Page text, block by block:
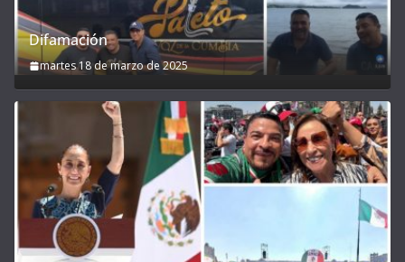
Difamación
martes 18 de marzo de 2025